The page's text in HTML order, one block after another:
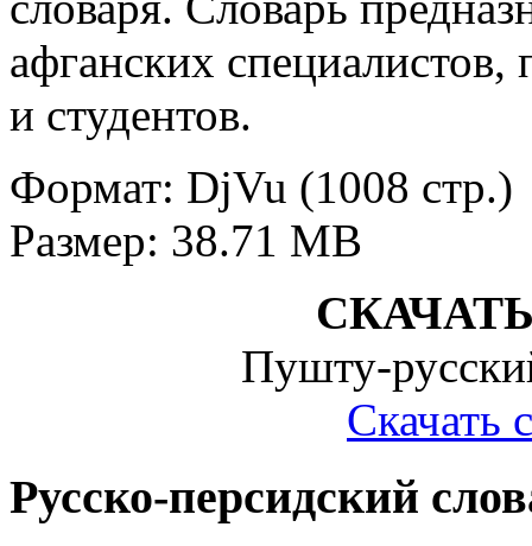
афганских специалистов,
и студентов.
Формат: DjVu (1008 стр.)
Размер: 38.71 MB
Пушту-
Скачать
Русско-персидский